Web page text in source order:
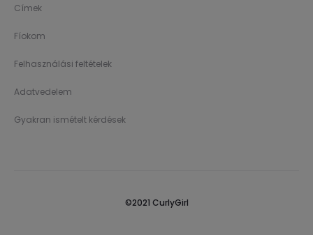
Címek
Fíokom
Felhasználási feltételek
Adatvedelem
Gyakran ismételt kérdések
©2021 CurlyGirl